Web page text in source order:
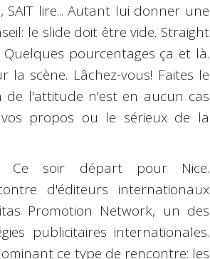
lire... Autant lui donner une
le slide doit être vide. Straight
pourcentages ça et là.
la scène. Lâchez-vous! Faites le
de l'attitude n'est en aucun cas
propos ou le sérieux de la
Ce soir départ pour Nice.
d'éditeurs internationaux
Promotion Network, un des
publicitaires internationales.
ce type de rencontre: les